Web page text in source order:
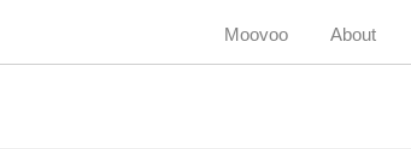
Moovoo About